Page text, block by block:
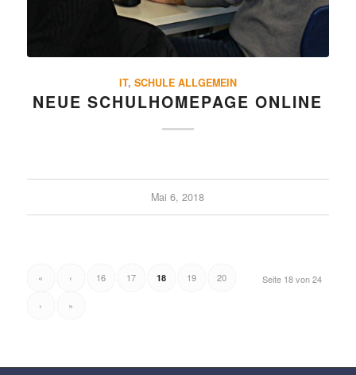
IT, SCHULE ALLGEMEIN
NEUE SCHUL­HOME­PAGE ONLINE
Mai 6, 2018
Seite 18 von 24
« ‹ 16 17 18 19 20
› »